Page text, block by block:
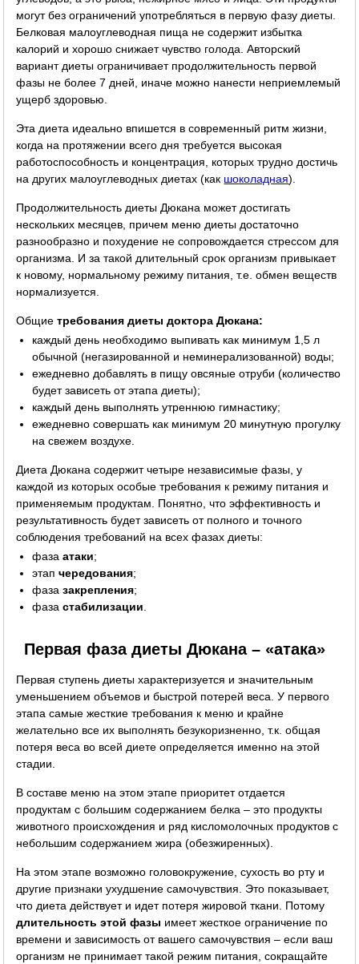
могут без ограничений употребляться в первую фазу диеты.
Белковая малоуглеводная пища не содержит избытка
калорий и хорошо снижает чувство голода. Авторский
вариант диеты ограничивает продолжительность первой
фазы не более 7 дней, иначе можно нанести неприемлемый
ущерб здоровью.
Эта диета идеально впишется в современный ритм жизни,
когда на протяжении всего дня требуется высокая
работоспособность и концентрация, которых трудно достичь
на других малоуглеводных диетах (как шоколадная).
Продолжительность диеты Дюкана может достигать
нескольких месяцев, причем меню диеты достаточно
разнообразно и похудение не сопровождается стрессом для
организма. И за такой длительный срок организм привыкает
к новому, нормальному режиму питания, т.е. обмен веществ
нормализуется.
Общиетребования диеты доктора Дюкана:
каждый день необходимо выпивать как минимум 1,5 л
обычной (негазированной и неминерализованной) воды;
ежедневно добавлять в пищу овсяные отруби (количество
будет зависеть от этапа диеты);
каждый день выполнять утреннюю гимнастику;
ежедневно совершать как минимум 20 минутную прогулку
на свежем воздухе.
Диета Дюкана содержит четыре независимые фазы, у
каждой из которых особые требования к режиму питания и
применяемым продуктам. Понятно, что эффективность и
результативность будет зависеть от полного и точного
соблюдения требований на всех фазах диеты:
фазаатаки;
этапчередования;
фазазакрепления;
фазастабилизации
Первая фаза диеты Дюкана – «атака»
Первая ступень диеты характеризуется и значительным
уменьшением объемов и быстрой потерей веса. У первого
этапа самые жесткие требования к меню и крайне
желательно все их выполнять безукоризненно, т.к. общая
потеря веса во всей диете определяется именно на этой
стадии.
В составе меню на этом этапе приоритет отдается
продуктам с большим содержанием белка – это продукты
животного происхождения и ряд кисломолочных продуктов с
небольшим содержанием жира (обезжиренных).
На этом этапе возможно головокружение, сухость во рту и
другие признаки ухудшение самочувствия. Это показывает,
что диета действует и идет потеря жировой ткани. Потому
длительность этой фазы имеет жесткое ограничение по
времени и зависимость от вашего самочувствия – если ваш
организм не принимает такой режим питания, сокращайте